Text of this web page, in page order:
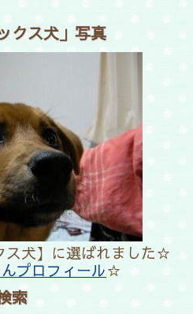
クス犬」写真
ス犬】に選ばれました☆
プロフィール☆
索